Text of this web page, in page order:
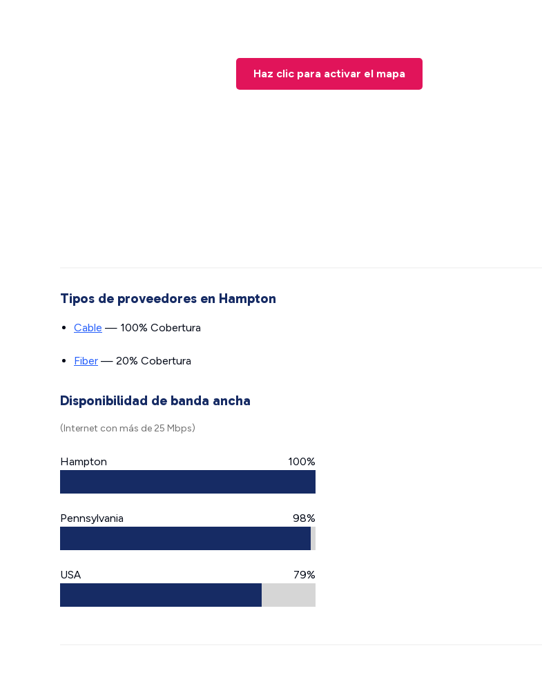
Haz clic para activar el mapa
Tipos de proveedores en Hampton
Cable — 100% Cobertura
Fiber — 20% Cobertura
Disponibilidad de banda ancha
(Internet con más de 25 Mbps)
Hampton 100%
Pennsylvania 98%
USA 79%